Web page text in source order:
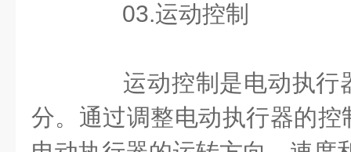
03.运动控制
运动控制是电动执行
分。通过调整电动执行器的